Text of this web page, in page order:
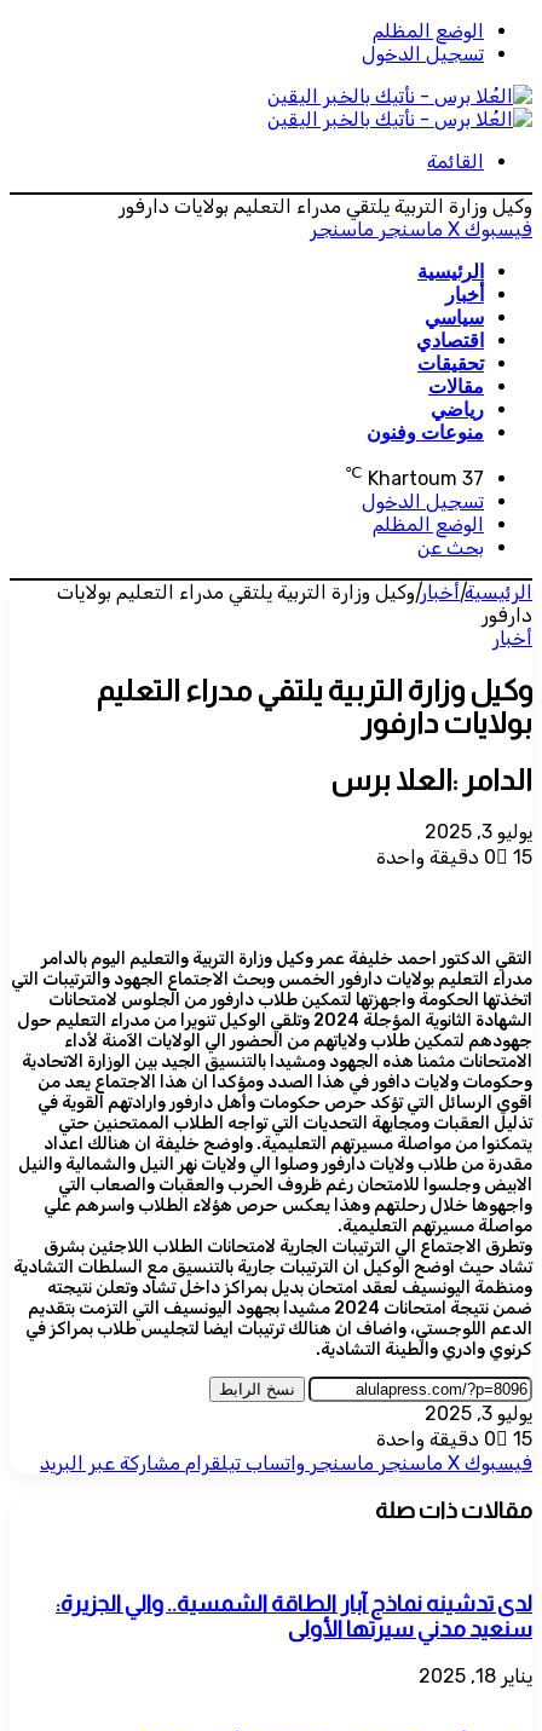
الوضع المظلم
تسجيل الدخول
القائمة
وكيل وزارة التربية يلتقي مدراء التعليم بولايات دارفور
فيسبوك ‫X ماسنجر ماسنجر
الرئيسية
أخبار
سياسي
اقتصادي
تحقيقات
مقالات
رياضي
منوعات وفنون
Khartoum 37
℃
تسجيل الدخول
الوضع المظلم
بحث عن
الرئيسية|أخبار|وكيل وزارة التربية يلتقي مدراء التعليم بولايات
دارفور
أخبار
وكيل وزارة التربية يلتقي مدراء التعليم
بولايات دارفور
الدامر :العلا برس
يوليو 3, 2025
0
15 دقيقة واحدة
التقي الدكتور احمد خليفة عمر وكيل وزارة التربية والتعليم اليوم بالدامر
مدراء التعليم بولايات دارفور الخمس وبحث الاجتماع الجهود والترتيبات التي
اتخذتها الحكومة واجهزتها لتمكين طلاب دارفور من الجلوس لامتحانات
الشهادة الثانوية المؤجلة 2024 وتلقي الوكيل تنويرا من مدراء التعليم حول
جهودهم لتمكين طلاب ولاياتهم من الحضور الي الولايات الآمنة لأداء
الامتحانات مثمنا هذه الجهود ومشيدا بالتنسيق الجيد بين الوزارة الاتحادية
وحكومات ولايات دافور في هذا الصدد ومؤكدا ان هذا الاجتماع يعد من
اقوي الرسائل التي تؤكد حرص حكومات وأهل دارفور وارادتهم القوية في
تذليل العقبات ومجابهة التحديات التي تواجه الطلاب الممتحنين حتي
يتمكنوا من مواصلة مسيرتهم التعليمية. واوضح خليفة ان هنالك اعداد
مقدرة من طلاب ولايات دارفور وصلوا الي ولايات نهر النيل والشمالية والنيل
الابيض وجلسوا للامتحان رغم ظروف الحرب والعقبات والصعاب التي
واجهوها خلال رحلتهم وهذا يعكس حرص هؤلاء الطلاب واسرهم علي
مواصلة مسيرتهم التعليمية.
وتطرق الاجتماع الي الترتيبات الجارية لامتحانات الطلاب اللاجئين بشرق
تشاد حيث اوضح الوكيل ان الترتيبات جارية بالتنسيق مع السلطات التشادية
ومنظمة اليونسيف لعقد امتحان بديل بمراكز داخل تشاد وتعلن نتيجته
ضمن نتيجة امتحانات 2024 مشيدا بجهود اليونسيف التي التزمت بتقديم
الدعم اللوجستي، واضاف ان هنالك ترتيبات ايضا لتجليس طلاب بمراكز في
كرنوي وادري والطينة التشادية.
نسخ الرابط
يوليو 3, 2025
0
15
دقيقة واحدة
فيسبوك ‫X ماسنجر ماسنجر واتساب تيلقرام مشاركة عبر البريد
مقالات ذات صلة
لدى تدشينه نماذج آبار الطاقة الشمسية.. والي الجزيرة:
سنعيد مدني سيرتها الأولى
يناير 18, 2025